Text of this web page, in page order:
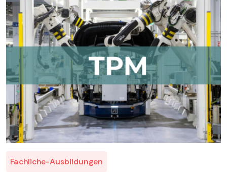
Fachliche-Ausbildungen